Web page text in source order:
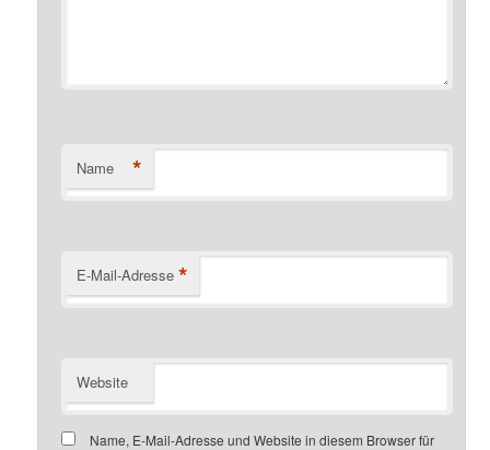
Name *
E-Mail-Adresse *
Website
Name, E-Mail-Adresse und Website in diesem Browser für